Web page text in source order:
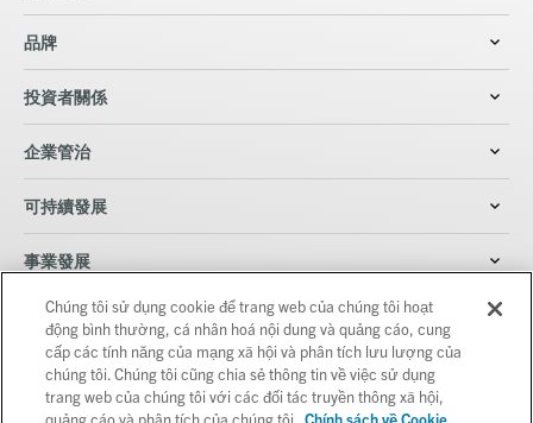
品牌
投資者關係
企業管治
可持續發展
事業發展
最新消息及出版刊物
聯絡我們
Chúng tôi sử dụng cookie để trang web của chúng tôi hoạt
động bình thường, cá nhân hoá nội dung và quảng cáo, cung
cấp các tính năng của mạng xã hội và phân tích lưu lượng của
chúng tôi. Chúng tôi cũng chia sẻ thông tin về việc sử dụng
trang web của chúng tôi với các đối tác truyền thông xã hội,
quảng cáo và phân tích của chúng tôi.
Chính sách về Cookie